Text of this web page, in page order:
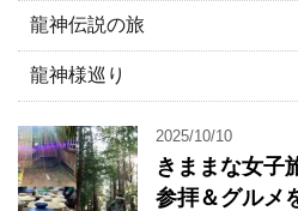
龍神伝説の旅
龍神様巡り
2025/10/10
きままな女子
参拝＆グルメ